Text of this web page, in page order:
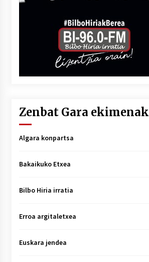
Zenbat Gara ekimenak
Algara konpartsa
Bakaikuko Etxea
Bilbo Hiria irratia
Erroa argitaletxea
Euskara jendea